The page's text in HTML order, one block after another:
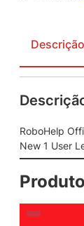
Descrição
RoboHelp
New 1 User